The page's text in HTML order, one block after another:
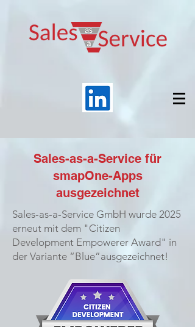
Sales-as-a-Service für
smapOne-Apps
ausgezeichnet
Sales-as-a-Service GmbH wurde 2025
erneut mit dem "Citizen
Development Empowerer Award" in
der Variante “Blue”ausgezeichnet!